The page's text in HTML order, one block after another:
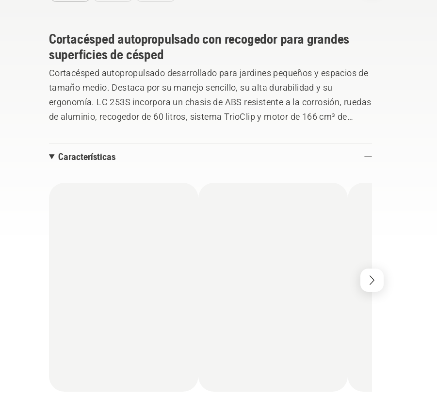
Cortacésped autopropulsado con recogedor para grandes
superficies de césped
Cortacésped autopropulsado desarrollado para jardines pequeños y espacios de
tamaño medio. Destaca por su manejo sencillo, su alta durabilidad y su
ergonomía. LC 253S incorpora un chasis de ABS resistente a la corrosión, ruedas
de aluminio, recogedor de 60 litros, sistema TrioClip y motor de 166 cm³ de
Características